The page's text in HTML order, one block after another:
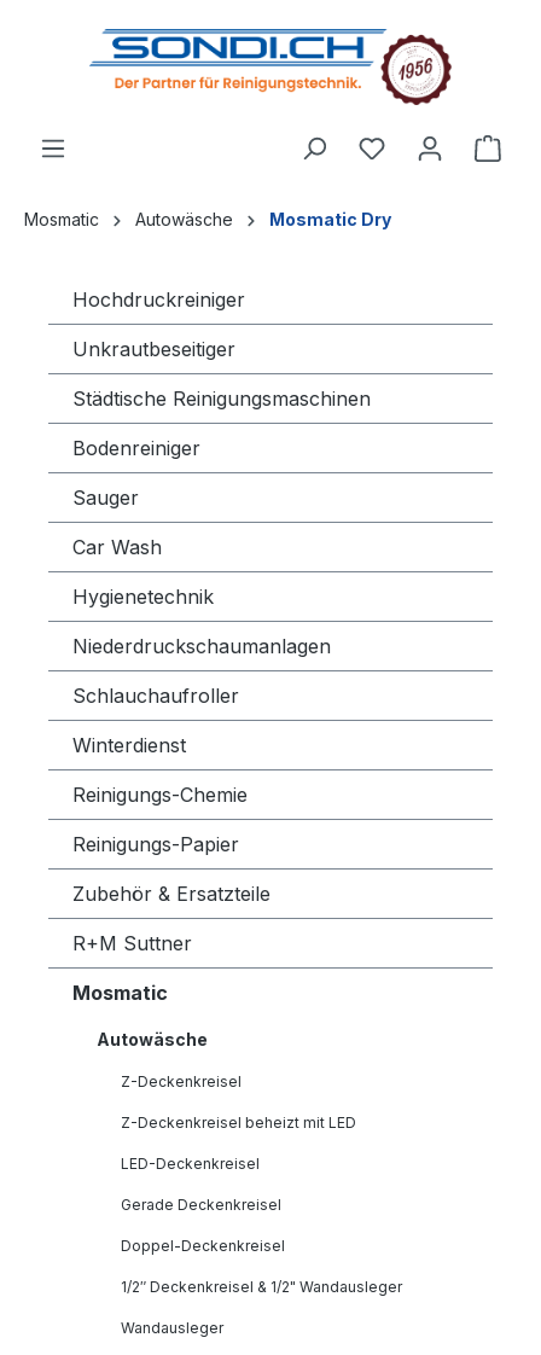
springen
Mosmatic Autowäsche Mosmatic Dry
Hochdruckreiniger
Unkrautbeseitiger
Städtische Reinigungsmaschinen
Bodenreiniger
Sauger
Car Wash
Hygienetechnik
Niederdruckschaumanlagen
Schlauchaufroller
Winterdienst
Reinigungs-Chemie
Reinigungs-Papier
Zubehör & Ersatzteile
R+M Suttner
Mosmatic
Autowäsche
Z-Deckenkreisel
Z-Deckenkreisel beheizt mit LED
LED-Deckenkreisel
Gerade Deckenkreisel
Doppel-Deckenkreisel
1/2″ Deckenkreisel & 1/2" Wandausleger
Wandausleger